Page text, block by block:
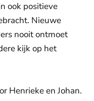
ook positieve
Nieuwe
nooit ontmoet
kijk op het
Henrieke en Johan.